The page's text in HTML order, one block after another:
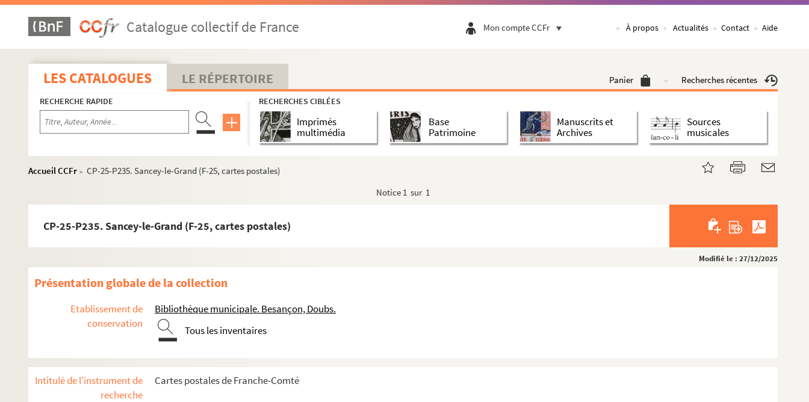
Catalogue collectif de France Mon compte CCFr À propos Actualités Contact Aide
LES CATALOGUES LE RÉPERTOIRE Panier Recherches récentes
RECHERCHE RAPIDE RECHERCHES CIBLÉES
Imprimés
multimédia
Base
Patrimoine
Manuscrits et
Archives
Sources
musicales
Accueil CCFr > CP-25-P235. Sancey-le-Grand (F-25, cartes postales)
Notice 1 sur 1
CP-25-P235. Sancey-le-Grand (F-25, cartes postales)
Modifié le : 27/12/2025
Présentation globale de la collection
Etablissement de
conservation
Bibliothèque municipale. Besançon, Doubs.
Tous les inventaires
Intitulé de l'instrument de
recherche
Cartes postales de Franche-Comté
CP-25-P206. Pontarlier (environs) (F-25, cartes postales)
CP-25-P207. Pont-de-Roide (F-25, cartes postales)
CP-25-P208. Le Pontet (F-25, cartes postales)
CP-25-P209. Poudrey (gouffre) (F-25, cartes postales)
CP-25-P210. Le Pré-du-Lac (frontière suisse) (F-25, cartes postales)
CP-25-P211. Quingey (F-25, cartes postales)
CP-25-P212. Rang-les-l'Isle (F-25, cartes postales)
CP-25-P213. La Rasse (frontière suisse) (F-25, cartes postales)
CP-25-P217. Remoray (lac) (F-25, cartes postales)
CP-25-P220. La Roche du Prêtre (F-25, cartes postales)
CP-25-P222. Consolation (la roche percée) (F-25, cartes postales)
CP-25-P223. Rochejean (F-25, cartes postales)
CP-25-P225. Rougemont (F-25, cartes postales)
CP-25-P226. Roulans (F-25, cartes postales)